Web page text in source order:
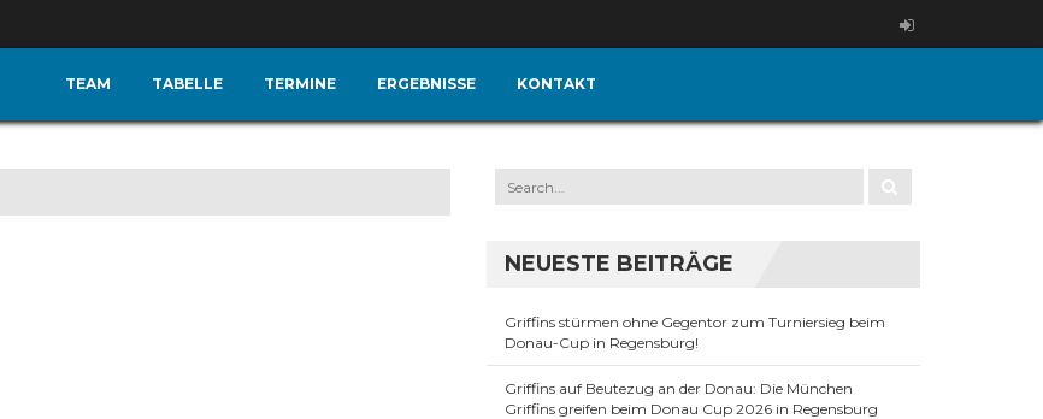
TEAM TABELLE TERMINE ERGEBNISSE KONTAKT
NEUESTE BEITRÄGE
Griffins stürmen ohne Gegentor zum Turniersieg beim
Donau-Cup in Regensburg!
Griffins auf Beutezug an der Donau: Die München
Griffins greifen beim Donau Cup 2026 in Regensburg